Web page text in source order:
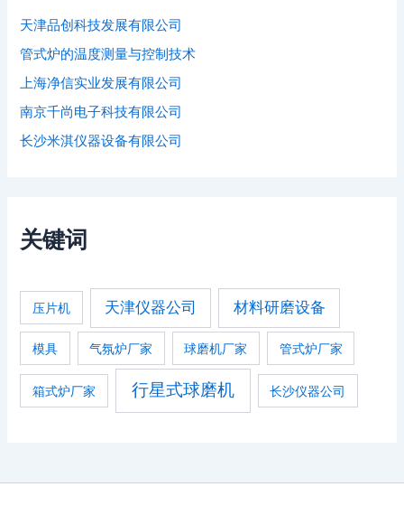
天津品创科技发展有限公司
管式炉的温度测量与控制技术
上海净信实业发展有限公司
南京千尚电子科技有限公司
长沙米淇仪器设备有限公司
关键词
压片机 天津仪器公司 材料研磨设备
模具 气氛炉厂家 球磨机厂家 管式炉厂家
箱式炉厂家 行星式球磨机 长沙仪器公司